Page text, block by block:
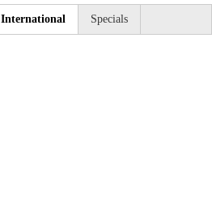
International Specials